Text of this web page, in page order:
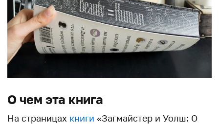
О чем эта книга
На страницах книги «Загмайстер и Уолш: О